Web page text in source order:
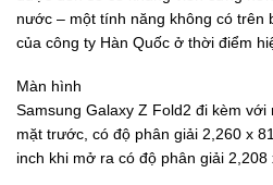
nước – một tính năng không có trên
của công ty Hàn Quốc ở thời điểm
Màn hình
Samsung Galaxy Z Fold2 đi kèm
mặt trước, có độ phân giải 2,260 x
inch khi mở ra có độ phân giải 2,208